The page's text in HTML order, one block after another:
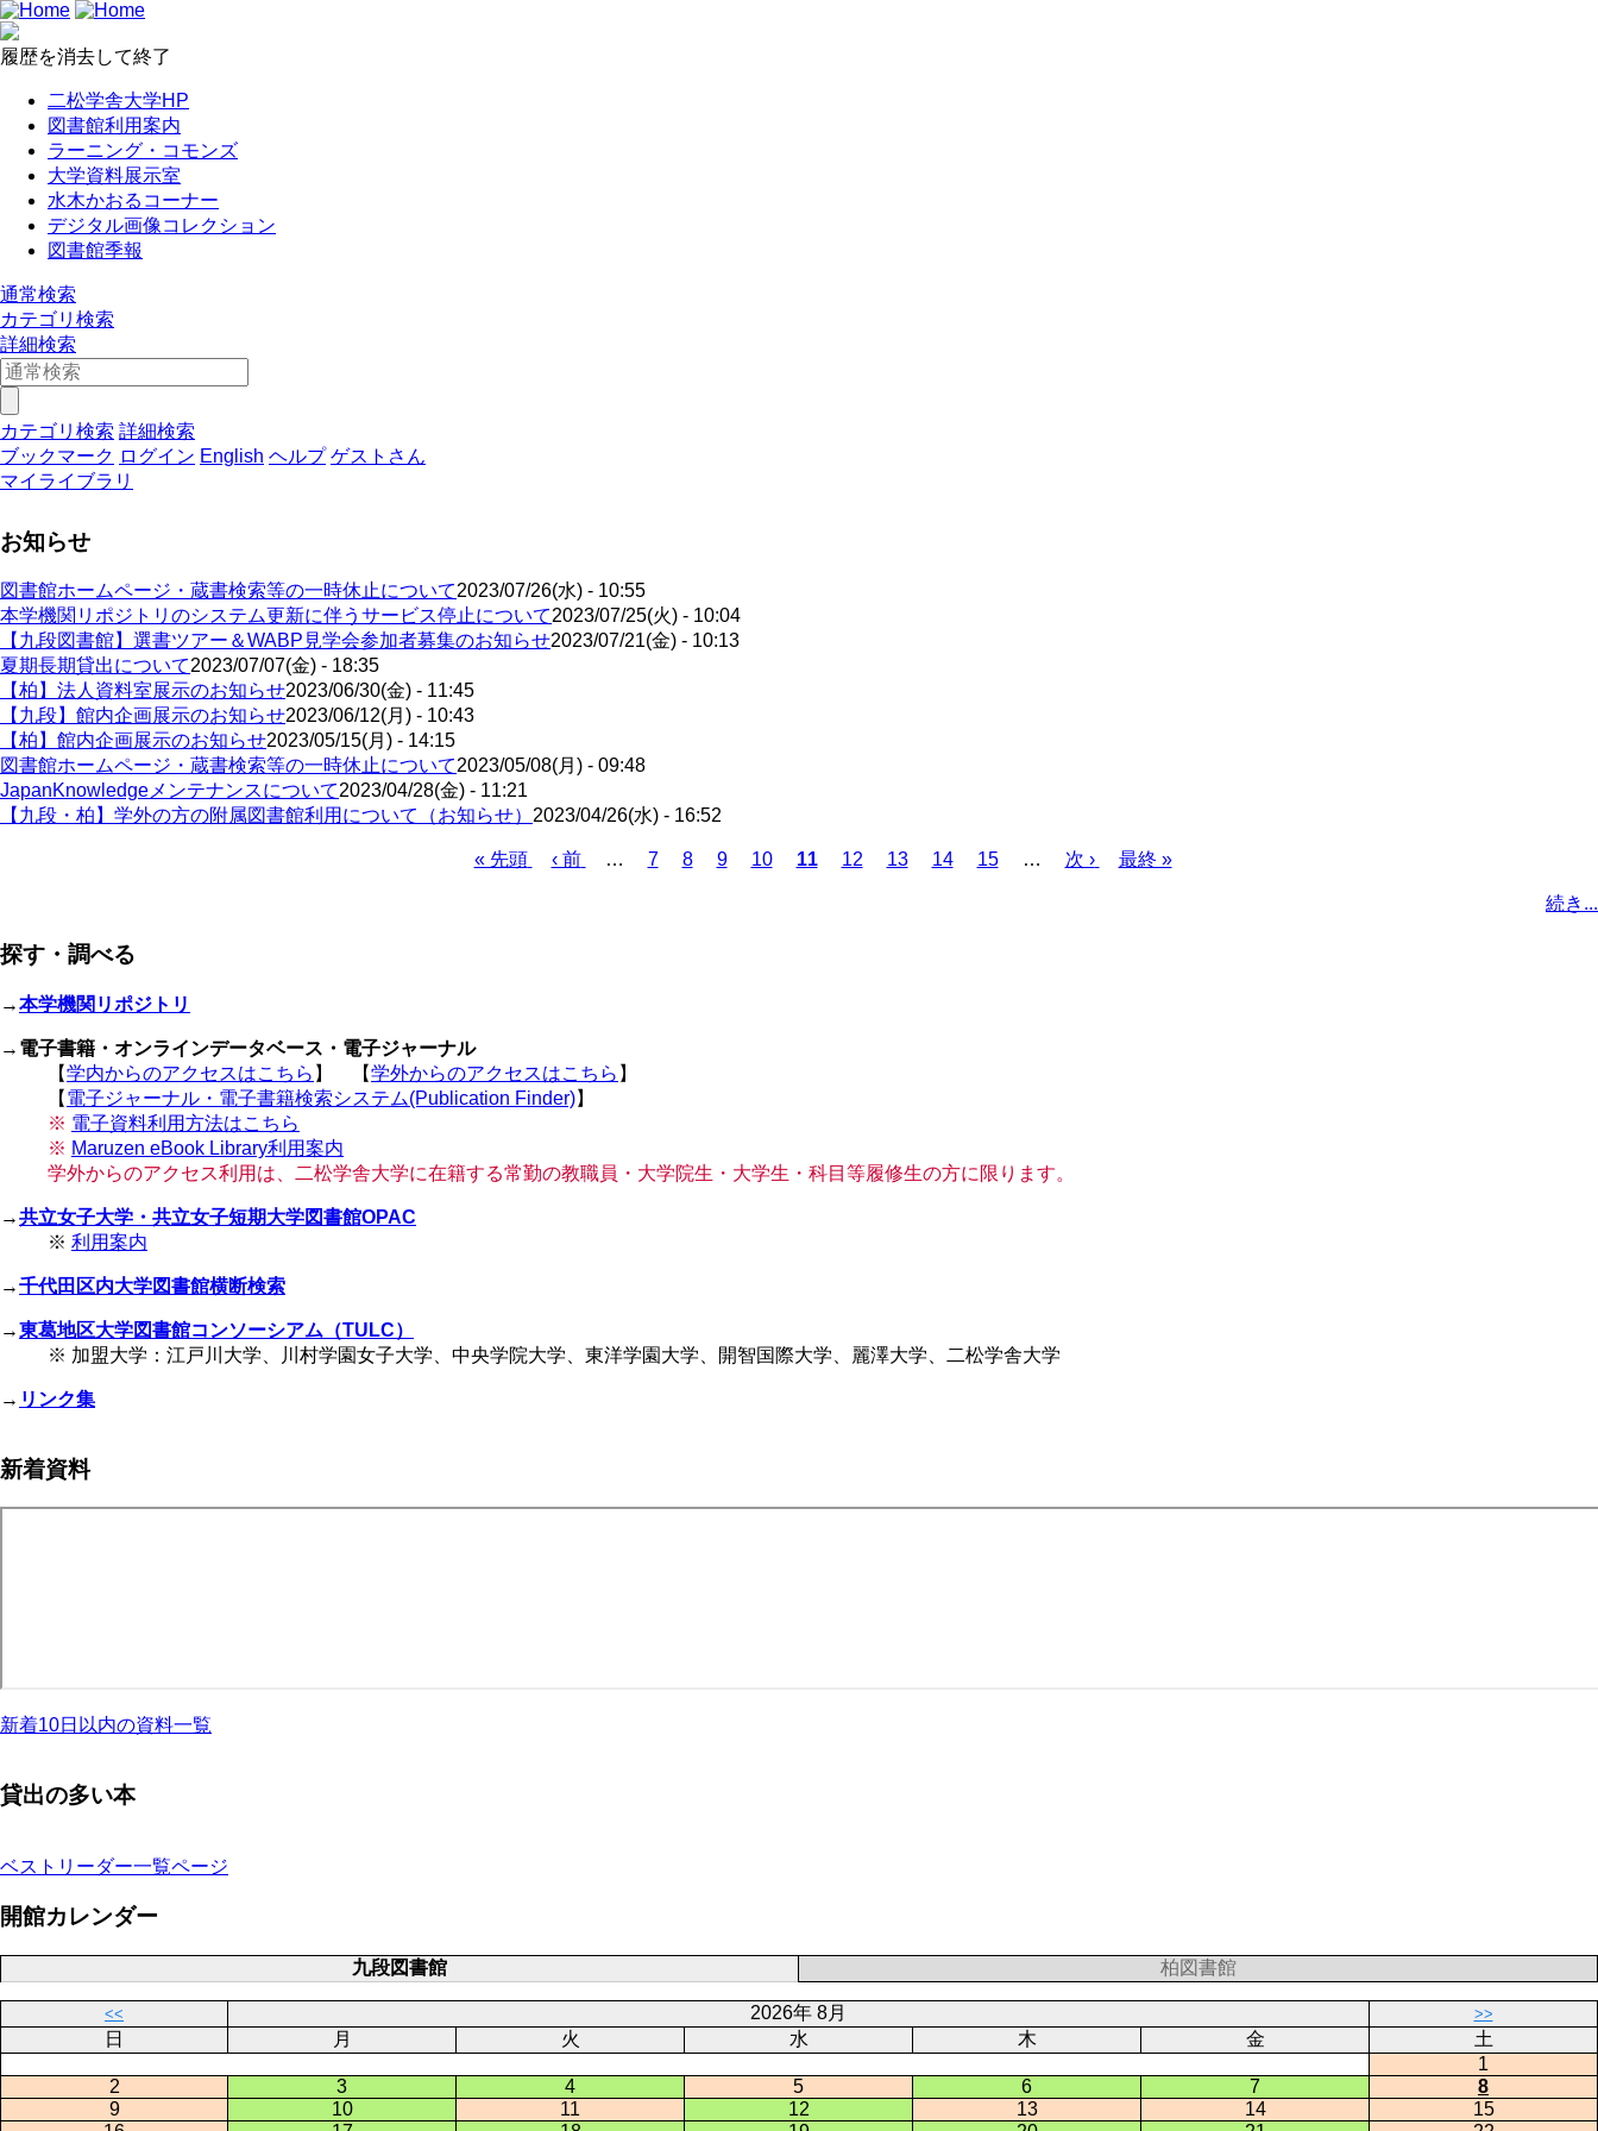
履歴を消去して終了
二松学舎大学HP
図書館利用案内
ラーニング・コモンズ
大学資料展示室
水木かおるコーナー
デジタル画像コレクション
図書館季報
通常検索
カテゴリ検索
詳細検索
カテゴリ検索 詳細検索
ブックマーク ログイン English ヘルプ ゲストさん
マイライブラリ
お知らせ
図書館ホームページ・蔵書検索等の一時休止について2023/07/26(水) - 10:55
本学機関リポジトリのシステム更新に伴うサービス停止について2023/07/25(火) - 10:04
【九段図書館】選書ツアー＆WABP見学会参加者募集のお知らせ2023/07/21(金) - 10:13
夏期長期貸出について2023/07/07(金) - 18:35
【柏】法人資料室展示のお知らせ2023/06/30(金) - 11:45
【九段】館内企画展示のお知らせ2023/06/12(月) - 10:43
【柏】館内企画展示のお知らせ2023/05/15(月) - 14:15
図書館ホームページ・蔵書検索等の一時休止について2023/05/08(月) - 09:48
JapanKnowledgeメンテナンスについて2023/04/28(金) - 11:21
【九段・柏】学外の方の附属図書館利用について（お知らせ） 2023/04/26(水) - 16:52
送
先
« 先頭
前
‹ 前 …
ペ
7
ペ
8
ペ
9
ペ
10
カ
11
ペ
12
ペ
13
ペ
14
ペ
15 …
次
次 ›
最
最終 »
続き...
探す・調べる
→本学機関リポジトリ
→ 電子書籍・オンラインデータベース・電子ジャーナル
【学内からのアクセスはこちら 】 【学外からのアクセスはこちら 】
【 電子ジャーナル・電子書籍検索システム(Publication Finder)】
※ 電子資料利用方法はこちら
※ Maruzen eBook Library利用案内
学外からのアクセス利用は、二松学舎大学に在籍する常勤の教職員・大学院生・大学生・科目等履修生の方に限ります。
→共立女子大学・共立女子短期大学図書館OPAC
※ 利用案内
→千代田区内大学図書館横断検索
→東葛地区大学図書館コンソーシアム（TULC）
※ 加盟大学：江戸川大学、川村学園女子大学、中央学院大学、東洋学園大学、開智国際大学、麗澤大学、二松学舎大学
→ リンク集
新着資料
新着10日以内の資料一覧
貸出の多い本
ベストリーダー一覧ページ
開館カレンダー
九段図書館 柏図書館
<< 2026年 8月 >>
日 月 火 水 木 金
土
1
2
3 4 5 6 7
8
9
10 11 12 13 14
15